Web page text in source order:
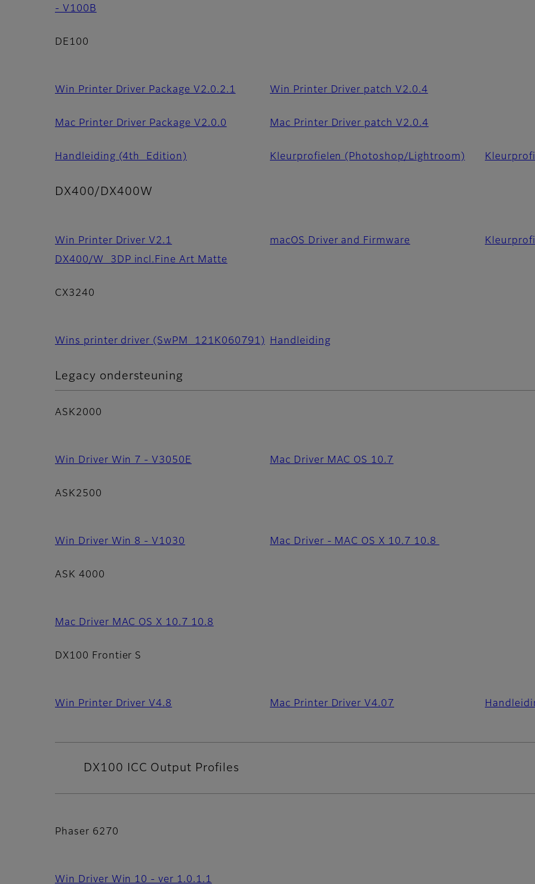
- V100B
DE100
Win Printer Driver Package V2.0.2.1 Win Printer Driver patch V2.0.4
Mac Printer Driver Package V2.0.0 Mac Printer Driver patch V2.0.4
Handleiding (4th_Edition) Kleurprofielen (Photoshop/Lightroom)
DX400/DX400W
Win Printer Driver V2.1 macOS Driver and Firmware
DX400/W_3DP incl.Fine Art Matte
CX3240
Wins printer driver (SwPM_121K060791) Handleiding
Legacy ondersteuning
ASK2000
Win Driver Win 7 - V3050E Mac Driver MAC OS 10.7
ASK2500
Win Driver Win 8 - V1030 Mac Driver - MAC OS X 10.7 10.8
ASK 4000
Mac Driver MAC OS X 10.7 10.8
DX100 Frontier S
Win Printer Driver V4.8 Mac Printer Driver V4.07
DX100 ICC Output Profiles
Phaser 6270
Win Driver Win 10 - ver 1.0.1.1